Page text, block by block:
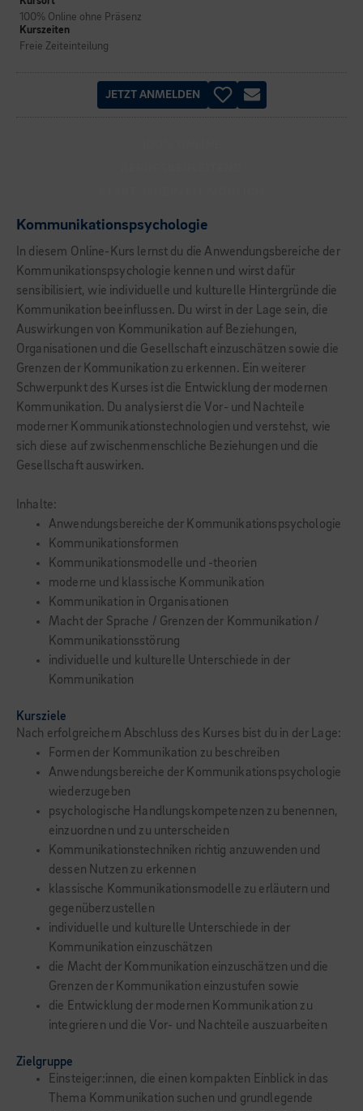
100% Online ohne Präsenz
Kurszeiten
Freie Zeiteinteilung
JETZT ANMELDEN
Kommunikationspsychologie
In diesem Online-Kurs lernst du die Anwendungsbereiche der
Kommunikationspsychologie kennen und wirst dafür
sensibilisiert, wie individuelle und kulturelle Hintergründe die
Kommunikation beeinflussen. Du wirst in der Lage sein, die
Auswirkungen von Kommunikation auf Beziehungen,
Organisationen und die Gesellschaft einzuschätzen sowie die
Grenzen der Kommunikation zu erkennen. Ein weiterer
Schwerpunkt des Kurses ist die Entwicklung der modernen
Kommunikation. Du analysierst die Vor- und Nachteile
moderner Kommunikationstechnologien und verstehst, wie
sich diese auf zwischenmenschliche Beziehungen und die
Gesellschaft auswirken.
Inhalte:
Anwendungsbereiche der Kommunikationspsychologie
Kommunikationsformen
Kommunikationsmodelle und -theorien
moderne und klassische Kommunikation
Kommunikation in Organisationen
Macht der Sprache / Grenzen der Kommunikation /
Kommunikationsstörung
individuelle und kulturelle Unterschiede in der
Kommunikation
Kursziele
Nach erfolgreichem Abschluss des Kurses bist du in der Lage:
Formen der Kommunikation zu beschreiben
Anwendungsbereiche der Kommunikationspsychologie
wiederzugeben
psychologische Handlungskompetenzen zu benennen,
einzuordnen und zu unterscheiden
Kommunikationstechniken richtig anzuwenden und
dessen Nutzen zu erkennen
klassische Kommunikationsmodelle zu erläutern und
gegenüberzustellen
individuelle und kulturelle Unterschiede in der
Kommunikation einzuschätzen
die Macht der Kommunikation einzuschätzen und die
Grenzen der Kommunikation einzustufen sowie
die Entwicklung der modernen Kommunikation zu
integrieren und die Vor- und Nachteile auszuarbeiten
Zielgruppe
Einsteiger:innen, die einen kompakten Einblick in das
Thema Kommunikation suchen und grundlegende